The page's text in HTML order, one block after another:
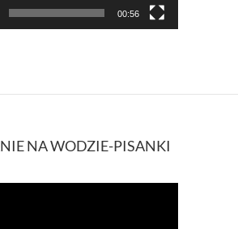
00:56
NA WODZIE-PISANKI